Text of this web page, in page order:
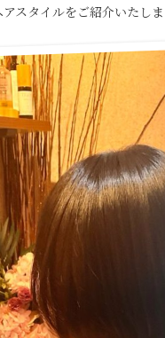
スタイルをご紹介いたし